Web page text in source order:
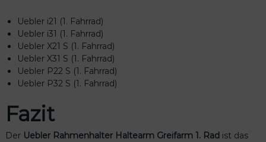
2
1
3
1
M
n
g
e
Uebler i21 (1. Fahrrad)
Uebler i31 (1. Fahrrad)
Uebler X21 S (1. Fahrrad)
Uebler X31 S (1. Fahrrad)
Uebler P22 S (1. Fahrrad)
Uebler P32 S (1. Fahrrad)
Fazit
Der Uebler Rahmenhalter Haltearm Greifarm 1. Rad ist das